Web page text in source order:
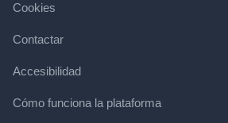
Cookies
Contactar
Accesibilidad
Cómo funciona la plataforma